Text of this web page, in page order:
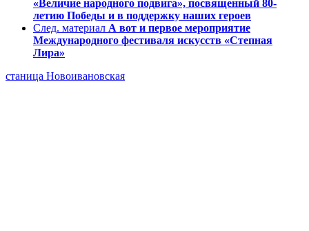
«Величие народного подвига», посвященный 80-
летию Победы и в поддержку наших героев
След. материал А вот и первое мероприятие
Международного фестиваля искусств «Степная
Лира»
станица Новоивановская